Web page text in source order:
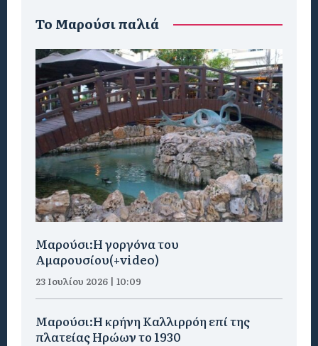
To Μαρούσι παλιά
Μαρούσι:H γοργόνα του
Αμαρουσίου(+video)
23 Ιουλίου 2026 | 10:09
Μαρούσι:Η κρήνη Καλλιρρόη επί της
πλατείας Ηρώων το 1930